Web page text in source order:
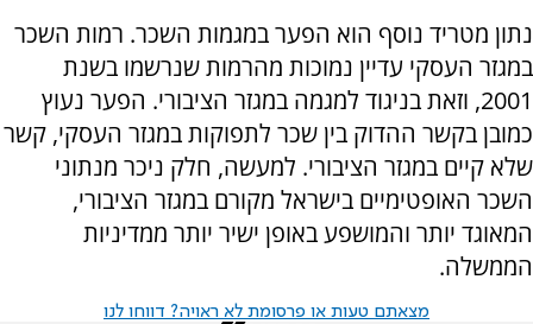
נתון מטריד נוסף הוא הפער במגמות השכר. רמות השכר
במגזר העסקי עדיין נמוכות מהרמות שנרשמו בשנת
2001, וזאת בניגוד למגמה במגזר הציבורי. הפער נעוץ
כמובן בקשר ההדוק בין שכר לתפוקות במגזר העסקי, קשר
שלא קיים במגזר הציבורי. למעשה, חלק ניכר מנתוני
השכר האופטימיים בישראל מקורם במגזר הציבורי,
המאוגד יותר והמושפע באופן ישיר יותר ממדיניות
הממשלה.
מצאתם טעות או פרסומת לא ראויה? דווחו לנו